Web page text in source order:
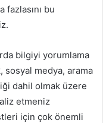
fazlasını bu
bilgiyi yorumlama
sosyal medya, arama
dahil olmak üzere
etmeniz
için çok önemli